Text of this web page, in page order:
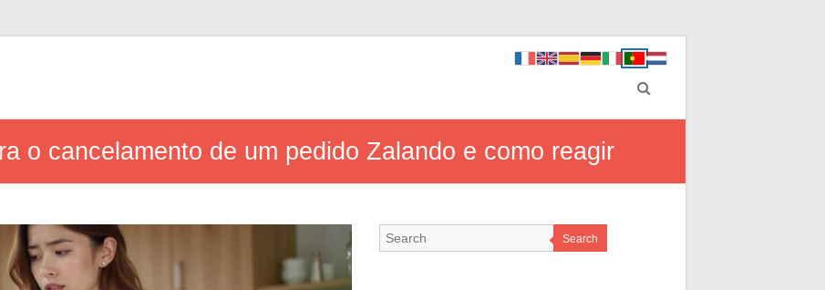
o cancelamento de um pedido Zalando e como reagir
Search